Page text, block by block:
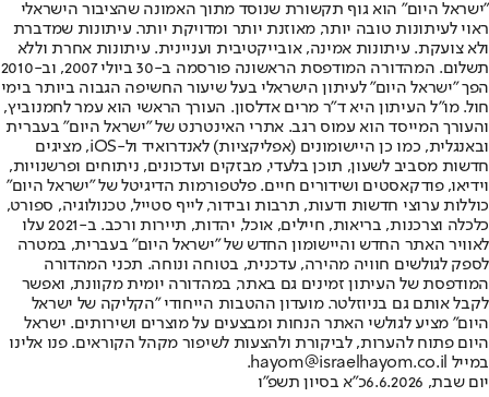
"ישראל היום" הוא גוף תקשורת שנוסד מתוך האמונה שהציבור הישראלי
ראוי לעיתונות טובה יותר, מאוזנת יותר ומדויקת יותר. עיתונות שמדברת
ולא צועקת. עיתונות אמינה, אובייקטיבית ועניינית. עיתונות אחרת וללא
תשלום. המהדורה המודפסת הראשונה פורסמה ב-30 ביולי 2007, וב-2010
הפך "ישראל היום" לעיתון הישראלי בעל שיעור החשיפה הגבוה ביותר בימי
חול. מו"ל העיתון היא ד"ר מרים אדלסון. העורך הראשי הוא עמר לחמנוביץ,
והעורך המייסד הוא עמוס רגב. אתרי האינטרנט של "ישראל היום" בעברית
ובאנגלית, כמו כן היישומונים (אפליקציות) לאנדרואיד ול-iOS, מציגים
חדשות מסביב לשעון, תוכן בלעדי, מבזקים ועדכונים, ניתוחים ופרשנויות,
וידיאו, פודקאסטים ושידורים חיים. פלטפורמות הדיגיטל של "ישראל היום"
כוללות ערוצי חדשות ודעות, תרבות ובידור, לייף סטייל, טכנולוגיה, ספורט,
כלכלה וצרכנות, בריאות, חיילים, אוכל, יהדות, תיירות ורכב. ב-2021 עלו
לאוויר האתר החדש והיישומון החדש של "ישראל היום" בעברית, במטרה
לספק לגולשים חוויה מהירה, עדכנית, בטוחה ונוחה. תכני המהדורה
המודפסת של העיתון זמינים גם באתר, במהדורה יומית מקוונת, ואפשר
לקבל אותם גם בניוזלטר. מועדון ההטבות הייחודי "הקליקה של ישראל
היום" מציע לגולשי האתר הנחות ומבצעים על מוצרים ושירותים. ישראל
היום פתוח להערות, לביקורת ולהצעות לשיפור מקהל הקוראים. פנו אלינו
במייל hayom@israelhayom.co.il.
יום שבת, 6.6.2026
כ"א בסיון תשפ"ו